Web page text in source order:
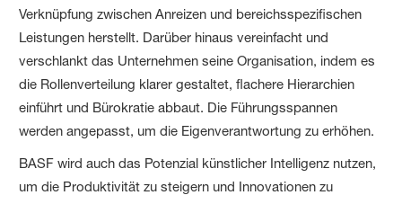
Verknüpfung zwischen Anreizen und bereichsspezifischen
Leistungen herstellt. Darüber hinaus vereinfacht und
verschlankt das Unternehmen seine Organisation, indem es
die Rollenverteilung klarer gestaltet, flachere Hierarchien
einführt und Bürokratie abbaut. Die Führungsspannen
werden angepasst, um die Eigenverantwortung zu erhöhen.
BASF wird auch das Potenzial künstlicher Intelligenz nutzen,
um die Produktivität zu steigern und Innovationen zu